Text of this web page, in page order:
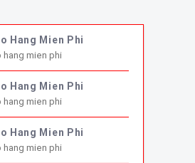
Hang Mien Phi
hang mien phi
Hang Mien Phi
hang mien phi
Hang Mien Phi
hang mien phi